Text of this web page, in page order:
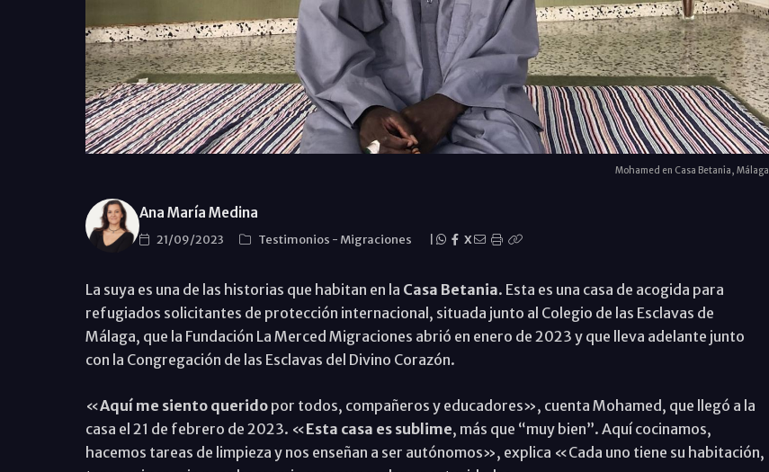
Mohamed en Casa Betania, Málaga
Ana María Medina
21/09/2023 Testimonios - Migraciones X
La suya es una de las historias que habitan en la Casa Betania. Esta es una casa de acogida para
refugiados solicitantes de protección internacional, situada junto al Colegio de las Esclavas de
Málaga, que la Fundación La Merced Migraciones abrió en enero de 2023 y que lleva adelante junto
con la Congregación de las Esclavas del Divino Corazón.
«Aquí me siento queridopor todos, compañeros y educadores», cuenta Mohamed, que llegó a la
casa el 21 de febrero de 2023. «Esta casa es sublime, más que “muy bien”. Aquí cocinamos,
hacemos tareas de limpieza y nos enseñan a ser autónomos», explica «Cada uno tiene su habitación,